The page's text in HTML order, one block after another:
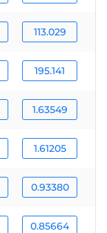
113.029
195.141
1.63549
1.61205
0.93380
0.85664